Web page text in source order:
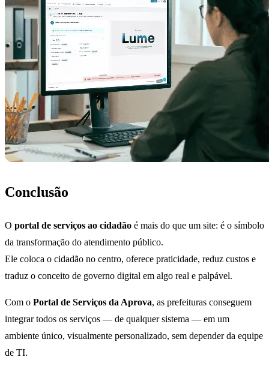
Conclusão
O portal de serviços ao cidadão é mais do que um site: é o símbolo
da transformação do atendimento público.
Ele coloca o cidadão no centro, oferece praticidade, reduz custos e
traduz o conceito de governo digital em algo real e palpável.
Com o Portal de Serviços da Aprova, as prefeituras conseguem
integrar todos os serviços — de qualquer sistema — em um
ambiente único, visualmente personalizado, sem depender da equipe
de TI.